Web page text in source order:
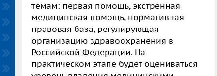
темам: первая помощь, экстренная
медицинская помощь, нормативная
правовая база, регулирующая
организацию здравоохранения в
Российской Федерации. На
практическом этапе будет оцениваться